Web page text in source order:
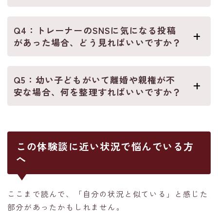
Q4：トレーナーのSNSに気になる投稿
があった場合、どう見ればいいですか？
Q5：幼い子どもがいて離婚や親権が不
安な場合、何を整理すればいいですか？
この体験談に近い状況で悩んでいる方
へ
ここまで読んで、「自分の状況と似ている」と感じた
部分があったかもしれません。